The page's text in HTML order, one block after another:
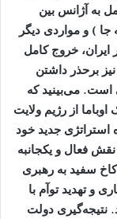
به آژانس بین
جا ) و مواردی دیگر
خروج کامل
برحذر داشتن
است. می‌بینید که
از رژیم ولایت
استراتژی جدید خود
نقش فعال و یکجانبه
کاخ سفید به رهبری
و تهدید توآم با
نتیجه‌گیری دولت